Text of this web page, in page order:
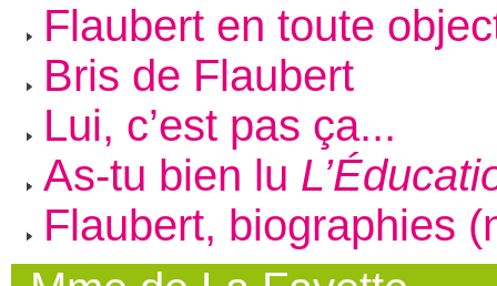
Flaubert en toute
Bris de Flaubert
Lui, c’est pas ça...
As-tu bien lu
Flaubert, biographies